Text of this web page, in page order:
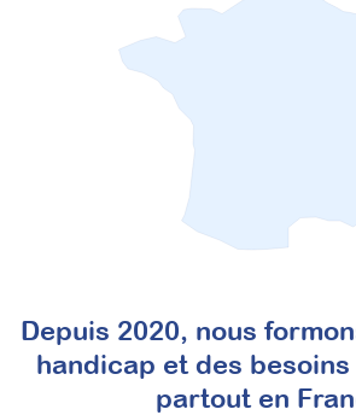
Depuis 2020, nous
handicap et des
partout en